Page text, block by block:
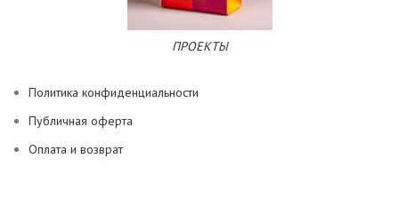
ПРОЕКТЫ
Политика конфиденциальности
Публичная оферта
Оплата и возврат